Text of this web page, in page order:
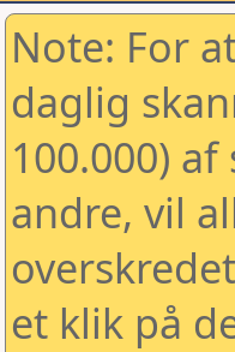
Note: For
daglig
100.000)
andre, vil
et klik på